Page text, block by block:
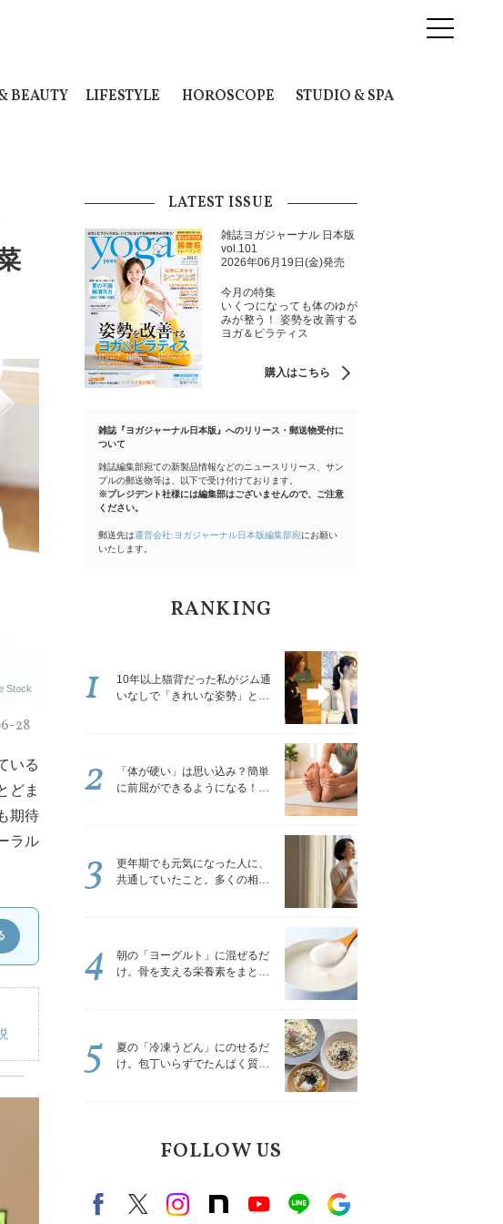
BEAUTY LIFESTYLE HOROSCOPE STUDIO & SPA
Stock
28
いる
どま
期待
ラル
LATEST ISSUE
雑誌ヨガジャーナル 日本版
vol.101
2026年06月19日(金)発売
今月の特集
いくつになっても体のゆが
みが整う！ 姿勢を改善する
ヨガ＆ピラティス
購入はこちら
雑誌『ヨガジャーナル日本版』へのリリース・郵送物受付に
ついて
雑誌編集部宛ての新製品情報などのニュースリリース、サン
プルの郵送物等は、以下で受け付けております。
※プレジデント社様には編集部はございませんので、ご注意
ください。
郵送先は運営会社:ヨガジャーナル日本版編集部宛にお願い
いたします。
RANKING
10年以上猫背だった私がジム通
いなしで「きれいな姿勢」と褒
1
「体が硬い」は思い込み？簡単
に前屈ができるようになる！腿
2
更年期でも元気になった人に、
共通していたこと。多くの相談
3
朝の「ヨーグルト」に混ぜるだ
け。骨を支える栄養素をまとめ
4
夏の「冷凍うどん」にのせるだ
け。包丁いらずでたんぱく質を
5
FOLLOW US
FacebookX（旧twitter）
instagram
note Youtubeline